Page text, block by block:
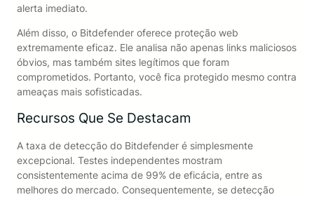
alerta imediato.
Além disso, o Bitdefender oferece proteção web
extremamente eficaz. Ele analisa não apenas links maliciosos
óbvios, mas também sites legítimos que foram
comprometidos. Portanto, você fica protegido mesmo contra
ameaças mais sofisticadas.
Recursos Que Se Destacam
A taxa de detecção do Bitdefender é simplesmente
excepcional. Testes independentes mostram
consistentemente acima de 99% de eficácia, entre as
melhores do mercado. Consequentemente, se detecção